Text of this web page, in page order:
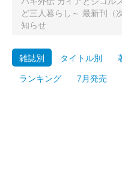
Myシェルフ
プレミアム
ど三人暮らし～ 最新刊（
知らせ
雑誌別 タイトル別
ランキング
7月発売